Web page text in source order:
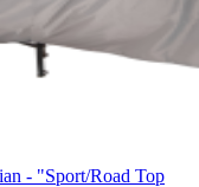
- "Sport/Road Top